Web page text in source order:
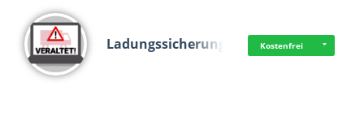
Ladungssicherung Kostenfrei